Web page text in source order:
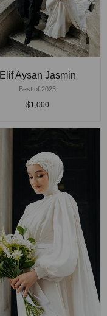
Elif Aysan Jasmin
Best of 2023
$1,000